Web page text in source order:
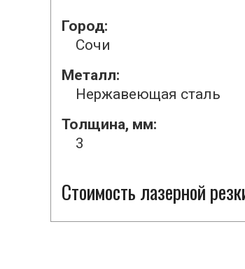
Город:
Сочи
Металл:
Нержавеющая сталь
Толщина, мм:
3
Стоимость лазерной